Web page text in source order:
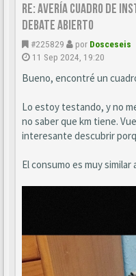
Re: AVERÍA CUADRO DE
DEBATE ABIERTO
#225829 por Dosceseis
11 Sep 2024, 19:20
Bueno, encontré un
Lo estoy testando, y no
no saber que km tiene.
interesante descubrir
El consumo es muy